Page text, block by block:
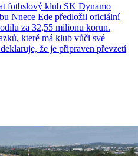
fotbslový klub SK Dynamo
Nnece Ede předložil oficiální
za 32,55 milionu korun.
které má klub vůči své
že je připraven převzetí